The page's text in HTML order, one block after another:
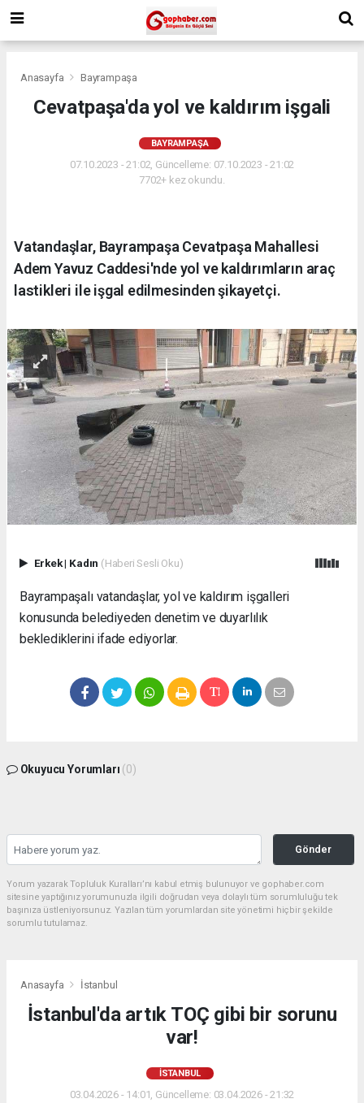
Anasayfa Bayrampaşa
Cevatpaşa'da yol ve kaldırım işgali
BAYRAMPAŞA
07.10.2023 - 21:02, Güncelleme: 07.10.2023 - 21:02
7702+ kez okundu.
Vatandaşlar, Bayrampaşa Cevatpaşa Mahallesi
Adem Yavuz Caddesi'nde yol ve kaldırımların araç
lastikleri ile işgal edilmesinden şikayetçi.
Erkek| Kadın (Haberi Sesli Oku)
Bayrampaşalı vatandaşlar, yol ve kaldırım işgalleri
konusunda belediyeden denetim ve duyarlılık
beklediklerini ifade ediyorlar.
Okuyucu Yorumları (0)
Gönder
Yorum yazarak Topluluk Kuralları’nı kabul etmiş bulunuyor ve gophaber.com
sitesine yaptığınız yorumunuzla ilgili doğrudan veya dolaylı tüm sorumluluğu tek
başınıza üstleniyorsunuz. Yazılan tüm yorumlardan site yönetimi hiçbir şekilde
sorumlu tutulamaz.
Anasayfa İstanbul
İstanbul'da artık TOÇ gibi bir sorunu
var!
İSTANBUL
03.04.2026 - 14:01, Güncelleme: 03.04.2026 - 21:32